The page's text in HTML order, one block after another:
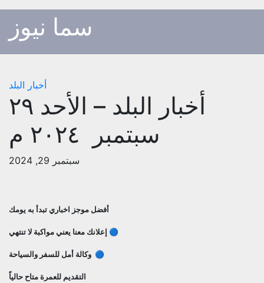
سما نيوز
أخبار البلد
أخبار البلد – الأحد ٢٩
سبتمبر ٢٠٢٤ م
سبتمبر 29, 2024
أفضل موجز اخباري تبدأ به يومك
🔵 إعلانك معنا يعني مواكبة لا تنتهي
🔵 وكالة أمل للسفر والسياحة
التقديم للعمرة متاح حالياً